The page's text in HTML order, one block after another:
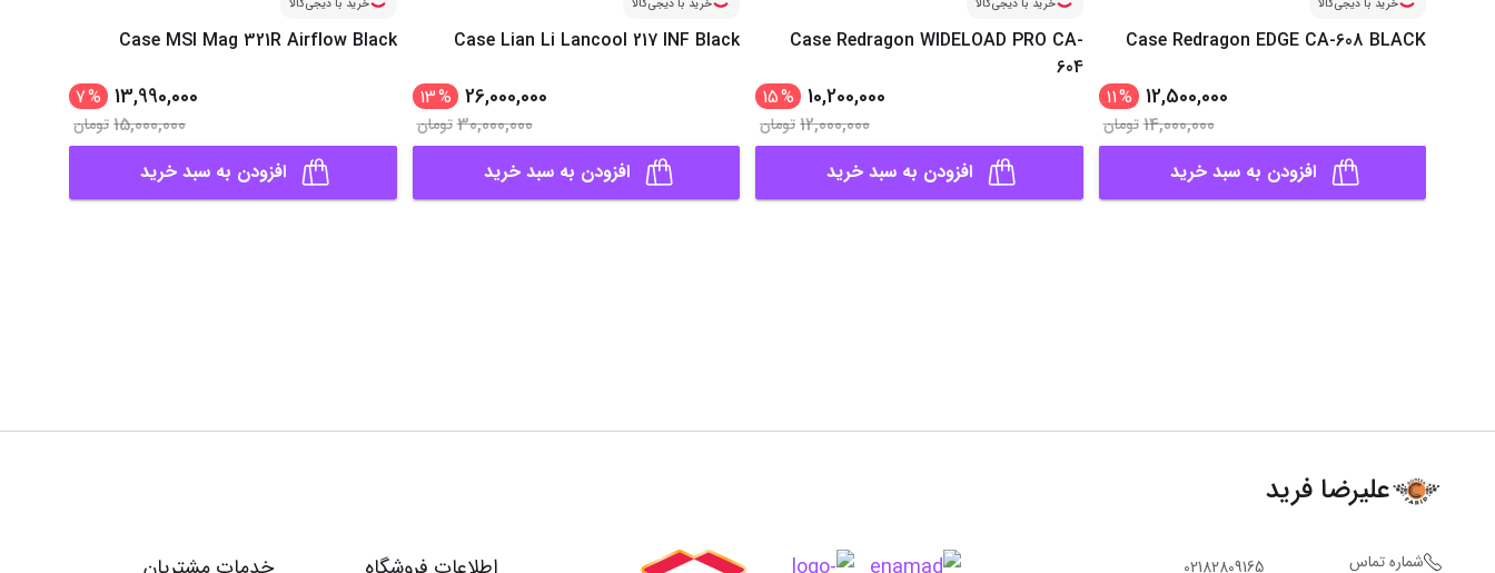
خرید با دیجی‌کالا
Case Redragon EDGE CA-608 BLACK
12,500,000
%
11
14,000,000تومان
افزودن به سبد خرید
خرید با دیجی‌کالا
Case Redragon WIDELOAD PRO CA-
604
10,200,000
%
15
12,000,000تومان
افزودن به سبد خرید
خرید با دیجی‌کالا
Case Lian Li Lancool 217 INF Black
26,000,000
%
13
30,000,000تومان
افزودن به سبد خرید
خرید با دیجی‌کالا
Case MSI Mag 321R Airflow Black
13,990,000
%
7
15,000,000تومان
افزودن به سبد خرید
علیرضا فرید
شماره تماس 02182809165